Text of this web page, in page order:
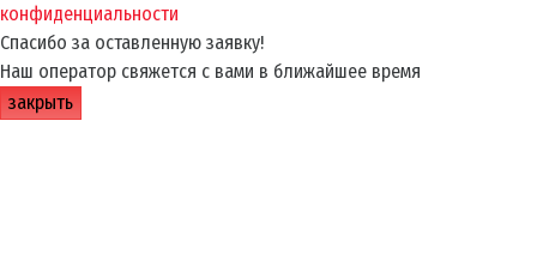
конфиденциальности
Спасибо за оставленную заявку!
Наш оператор свяжется с вами в ближайшее время
закрыть